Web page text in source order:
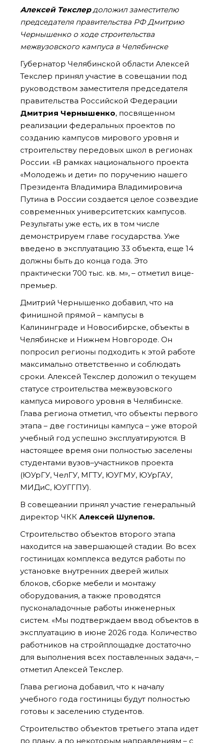
Алексей Текслердоложил заместителю
председателя правительства РФ Дмитрию
Чернышенко о ходе строительства
межвузовского кампуса в Челябинске
Губернатор Челябинской областиАлексей
Текслер принял участие в совещании под
руководством заместителя председателя
правительства Российской Федерации
Дмитрия Чернышенко, посвященном
реализации федеральных проектов по
созданию кампусов мирового уровня и
строительству передовых школ в регионах
России. «В рамках национального проекта
«Молодежь и дети» по поручению нашего
Президента Владимира Владимировича
Путина в России создается целое созвездие
современных университетских кампусов.
Результаты уже есть, их в том числе
демонстрируем главе государства. Уже
введено в эксплуатацию 33 объекта, еще 14
должны быть до конца года. Это
практически 700 тыс. кв. м», – отметил вице-
премьер.
Дмитрий Чернышенко добавил, что на
финишной прямой – кампусы в
Калининграде и Новосибирске, объекты в
Челябинске и Нижнем Новгороде. Он
попросил регионы подходить к этой работе
максимально ответственно и соблюдать
сроки. Алексей Текслер доложил о текущем
статусе строительства межвузовского
кампуса мирового уровня в Челябинске.
Глава региона отметил, что объекты первого
этапа – две гостиницы кампуса – уже второй
учебный год успешно эксплуатируются. В
настоящее время они полностью заселены
студентами вузов–участников проекта
(ЮУрГУ, ЧелГУ, МГТУ, ЮУГМУ, ЮУрГАУ,
МИДиС, ЮУГГПУ).
В совещеании принял участие генеральный
директор ЧККАлексей Шулепов.
Строительство объектов второго этапа
находится на завершающей стадии. Во всех
гостиницах комплекса ведутся работы по
установке внутренних дверей жилых
блоков, сборке мебели и монтажу
оборудования, а также проводятся
пусконаладочные работы инженерных
систем. «Мы подтверждаем ввод объектов в
эксплуатацию в июне 2026 года. Количество
работников на стройплощадке достаточно
для выполнения всех поставленных задач», –
отметил Алексей Текслер.
Глава региона добавил, что к началу
учебного года гостиницы будут полностью
готовы к заселению студентов.
Строительство объектов третьего этапа идет
по плану, а по некоторым направлениям – с